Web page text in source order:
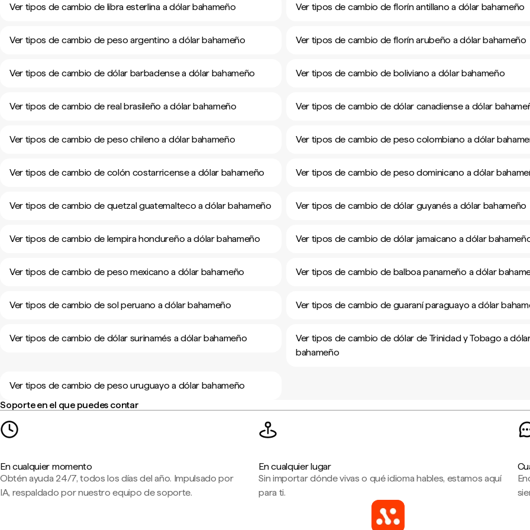
Ver tipos de cambio de libra esterlina a dólar bahameño Ver tipos de cambio de florín antillano a dólar bahameño
Ver tipos de cambio de peso argentino a dólar bahameño Ver tipos de cambio de florín arubeño a dólar bahameño
Ver tipos de cambio de dólar barbadense a dólar bahameño Ver tipos de cambio de boliviano a dólar bahameño
Ver tipos de cambio de real brasileño a dólar bahameño Ver tipos de cambio de dólar canadiense a dólar
Ver tipos de cambio de peso chileno a dólar bahameño Ver tipos de cambio de peso colombiano a dólar
Ver tipos de cambio de colón costarricense a dólar bahameño Ver tipos de cambio de peso dominicano a dólar
Ver tipos de cambio de quetzal guatemalteco a dólar bahameño Ver tipos de cambio de dólar guyanés a dólar bahameño
Ver tipos de cambio de lempira hondureño a dólar bahameño Ver tipos de cambio de dólar jamaicano a dólar
Ver tipos de cambio de peso mexicano a dólar bahameño Ver tipos de cambio de balboa panameño a dólar
Ver tipos de cambio de sol peruano a dólar bahameño Ver tipos de cambio de guaraní paraguayo a dólar
Ver tipos de cambio de dólar surinamés a dólar bahameño
Ver tipos de cambio de dólar de Trinidad y Tobago a
bahameño
Ver tipos de cambio de peso uruguayo a dólar bahameño
Soporte en el que puedes contar
En cualquier momento
Obtén ayuda 24/7, todos los días del año. Impulsado por
IA, respaldado por nuestro equipo de soporte.
En cualquier lugar
Sin importar dónde vivas o qué idioma hables, estamos aquí
para ti.